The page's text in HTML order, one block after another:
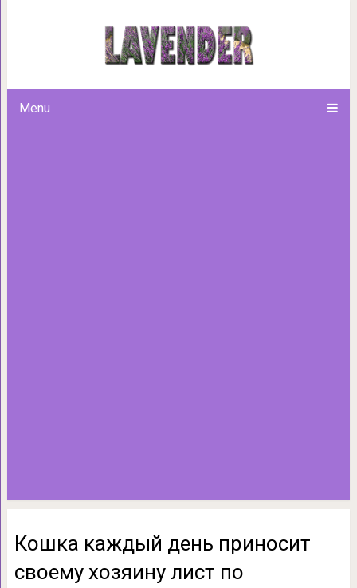
Menu
Кошка каждый день
необычной причине,
Кошка каждый день приносит
своему хозяину лист по